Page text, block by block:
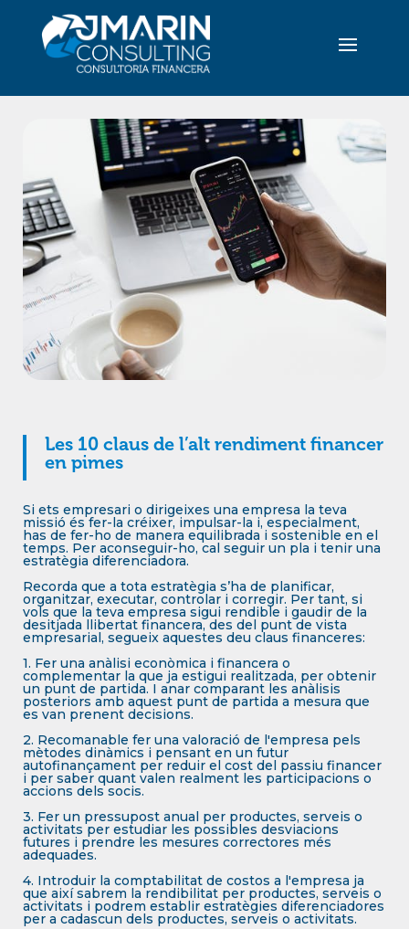
Les 10 claus de l’alt rendiment financer
en pimes
Si ets empresari o dirigeixes una empresa la teva
missió és fer-la créixer, impulsar-la i, especialment,
has de fer-ho de manera equilibrada i sostenible en el
temps. Per aconseguir-ho, cal seguir un pla i tenir una
estratègia diferenciadora.
Recorda que a tota estratègia s’ha de planificar,
organitzar, executar, controlar i corregir. Per tant, si
vols que la teva empresa sigui rendible i gaudir de la
desitjada llibertat financera, des del punt de vista
empresarial, segueix aquestes deu claus financeres:
1. Fer una anàlisi econòmica i financera o
complementar la que ja estigui realitzada, per obtenir
un punt de partida. I anar comparant les anàlisis
posteriors amb aquest punt de partida a mesura que
es van prenent decisions.
2. Recomanable fer una valoració de l'empresa pels
mètodes dinàmics i pensant en un futur
autofinançament per reduir el cost del passiu financer
i per saber quant valen realment les participacions o
accions dels socis.
3. Fer un pressupost anual per productes, serveis o
activitats per estudiar les possibles desviacions
futures i prendre les mesures correctores més
adequades.
4. Introduir la comptabilitat de costos a l'empresa ja
que així sabrem la rendibilitat per productes, serveis o
activitats i podrem establir estratègies diferenciadores
per a cadascun dels productes, serveis o activitats.